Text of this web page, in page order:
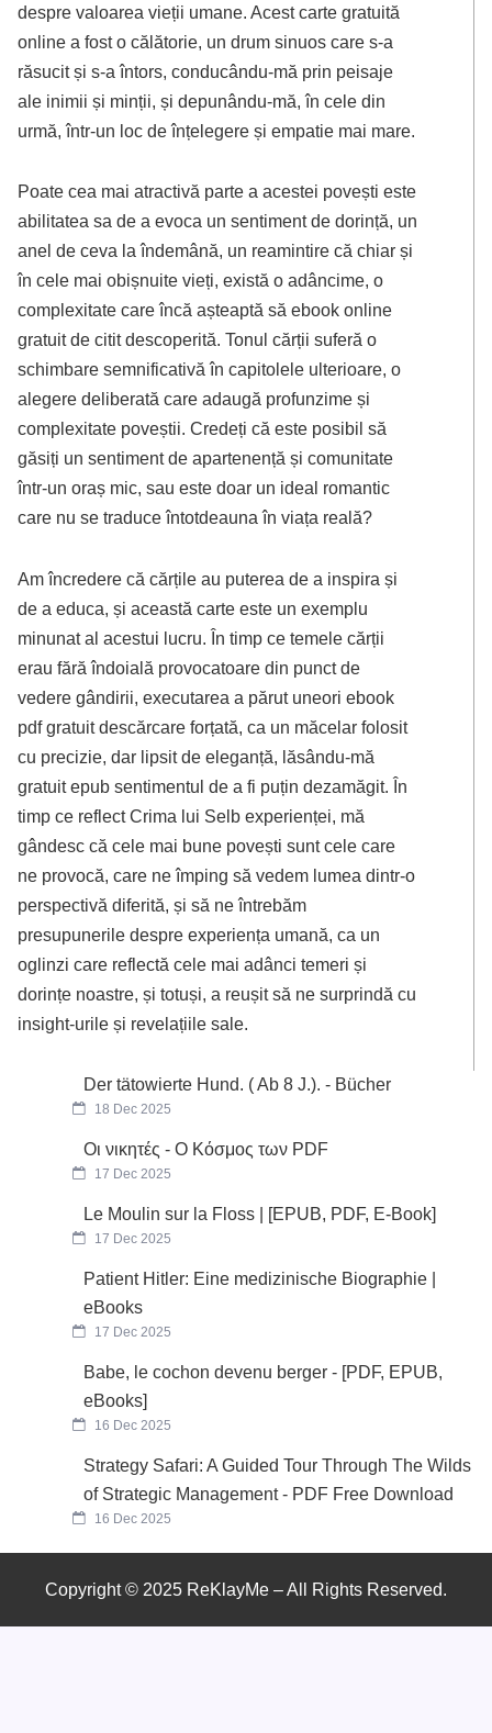
despre valoarea vieții umane. Acest carte gratuită
online a fost o călătorie, un drum sinuos care s-a
răsucit și s-a întors, conducându-mă prin peisaje
ale inimii și minții, și depunându-mă, în cele din
urmă, într-un loc de înțelegere și empatie mai mare.
Poate cea mai atractivă parte a acestei povești este
abilitatea sa de a evoca un sentiment de dorință, un
anel de ceva la îndemână, un reamintire că chiar și
în cele mai obișnuite vieți, există o adâncime, o
complexitate care încă așteaptă să ebook online
gratuit de citit descoperită. Tonul cărții suferă o
schimbare semnificativă în capitolele ulterioare, o
alegere deliberată care adaugă profunzime și
complexitate poveștii. Credeți că este posibil să
găsiți un sentiment de apartenență și comunitate
într-un oraș mic, sau este doar un ideal romantic
care nu se traduce întotdeauna în viața reală?
Am încredere că cărțile au puterea de a inspira și
de a educa, și această carte este un exemplu
minunat al acestui lucru. În timp ce temele cărții
erau fără îndoială provocatoare din punct de
vedere gândirii, executarea a părut uneori ebook
pdf gratuit descărcare forțată, ca un măcelar folosit
cu precizie, dar lipsit de eleganță, lăsându-mă
gratuit epub sentimentul de a fi puțin dezamăgit. În
timp ce reflect Crima lui Selb experienței, mă
gândesc că cele mai bune povești sunt cele care
ne provocă, care ne împing să vedem lumea dintr-o
perspectivă diferită, și să ne întrebăm
presupunerile despre experiența umană, ca un
oglinzi care reflectă cele mai adânci temeri și
dorințe noastre, și totuși, a reușit să ne surprindă cu
insight-urile și revelațiile sale.
Der tätowierte Hund. ( Ab 8 J.). - Bücher
18 Dec 2025
Οι νικητές - Ο Κόσμος των PDF
17 Dec 2025
Le Moulin sur la Floss | [EPUB, PDF, E-Book]
17 Dec 2025
Patient Hitler: Eine medizinische Biographie |
eBooks
17 Dec 2025
Babe, le cochon devenu berger - [PDF, EPUB,
eBooks]
16 Dec 2025
Strategy Safari: A Guided Tour Through The Wilds
of Strategic Management - PDF Free Download
16 Dec 2025
Copyright © 2025 ReKlayMe – All Rights Reserved.